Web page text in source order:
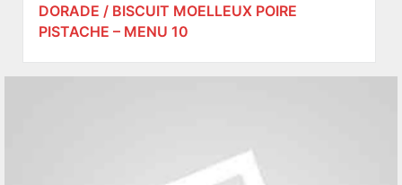
DORADE / BISCUIT MOELLEUX POIRE
PISTACHE – MENU 10